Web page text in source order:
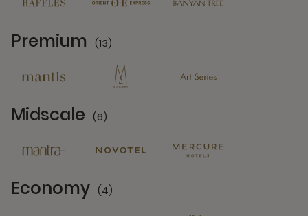
Premium (13)
Midscale (6)
Economy (4)